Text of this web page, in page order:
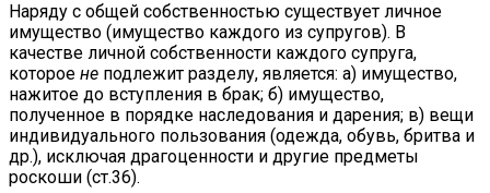
Наряду с общей собственностью существует личное
имущество (имущество каждого из супругов). В
качестве личной собственности каждого супруга,
которое не подлежит разделу, является: а) имущество,
нажитое до вступления в брак; б) имущество,
полученное в порядке наследования и дарения; в) вещи
индивидуального пользования (одежда, обувь, бритва и
др.), исключая драгоценности и другие предметы
роскоши (ст.36).